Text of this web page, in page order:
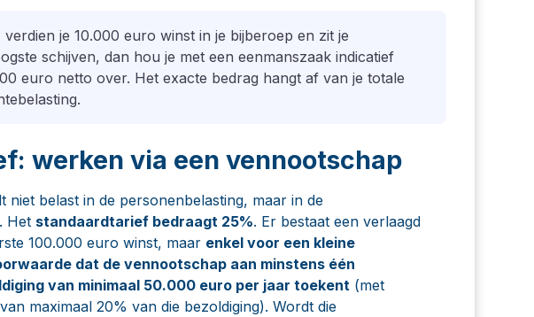
verdien je 10.000 euro winst in je bijberoep en zit je
schijven, dan hou je met een eenmanszaak indicatief
euro netto over. Het exacte bedrag hangt af van je totale
werken via een vennootschap
niet belast in de personenbelasting, maar in de
Het standaardtarief bedraagt 25%. Er bestaat een verlaagd
100.000 euro winst, maar enkel voor een kleine
dat de vennootschap aan minstens één
van minimaal 50.000 euro per jaar toekent (met
maximaal 20% van die bezoldiging). Wordt die